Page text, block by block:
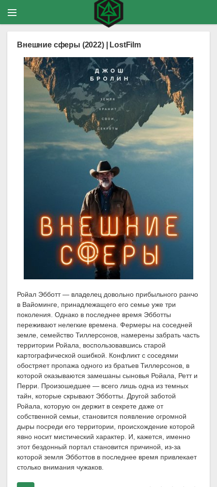
Внешние сферы (2022) | LostFilm
Ройал Эбботт — владелец довольно прибыльного ранчо
в Вайоминге, принадлежащего его семье уже три
поколения. Однако в последнее время Эбботты
переживают нелегкие времена. Фермеры на соседней
земле, семейство Тиллерсонов, намерены забрать часть
территории Ройала, воспользовавшись старой
картографической ошибкой. Конфликт с соседями
обостряет пропажа одного из братьев Тиллерсонов, в
которой оказываются замешаны сыновья Ройала, Ретт и
Перри. Произошедшее — всего лишь одна из темных
тайн, которые скрывают Эбботты. Другой заботой
Ройала, которую он держит в секрете даже от
собственной семьи, становится появление огромной
дыры посреди его территории, происхождение которой
явно носит мистический характер. И, кажется, именно
этот бездонный портал становится причиной, из-за
которой земля Эбботтов в последнее время привлекает
столько внимания чужаков.